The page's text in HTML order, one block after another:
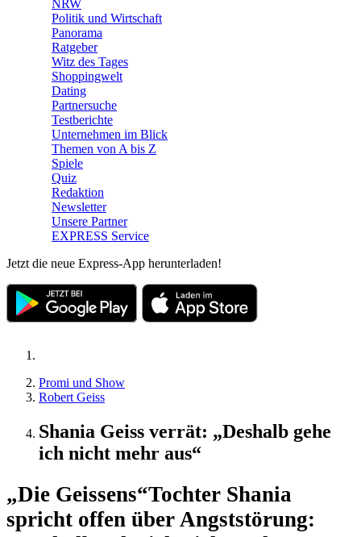
NRW
Politik und Wirtschaft
Panorama
Ratgeber
Witz des Tages
Shoppingwelt
Dating
Partnersuche
Testberichte
Unternehmen im Blick
Themen von A bis Z
Spiele
Quiz
Redaktion
Newsletter
Unsere Partner
EXPRESS Service
Jetzt die neue Express-App herunterladen!
Promi und Show
Robert Geiss
Shania Geiss verrät: „Deshalb gehe
ich nicht mehr aus“
„Die Geissens“Tochter Shania
spricht offen über Angststörung: